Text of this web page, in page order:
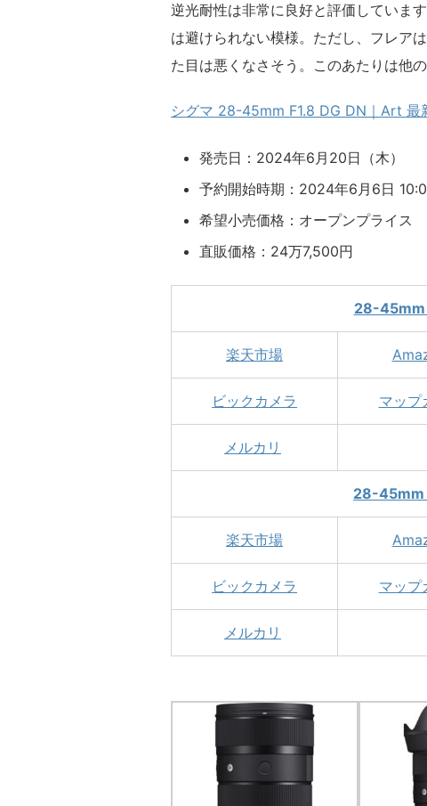
逆光耐性は非常に良好と評価していま
は避けられない模様。ただし、フレア
た目は悪くなさそう。このあたりは他
シグマ 28-45mm F1.8 DG DN｜Art 最
発売日：2024年6月20日（木）
予約開始時期：2024年6月6日
希望小売価格：オープンプライス
直販価格：24万7,500円
28-45mm
楽天市場
ビックカメラ マップ
メルカリ
28-45mm
楽天市場
ビックカメラ マップ
メルカリ